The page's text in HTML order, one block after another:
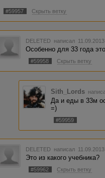
#59957 Скрыть ветку
DELETED написал
Особенно для 33 года
#59958 Скрыть ветку
Sith_Lords
Да и еды в 33м
=)
#59959
DELETED написал
Это из какого учебника?
#59962 Скрыть ветку